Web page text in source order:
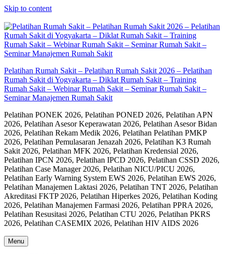
Skip to content
Pelatihan Rumah Sakit – Pelatihan Rumah Sakit 2026 – Pelatihan
Rumah Sakit di Yogyakarta – Diklat Rumah Sakit – Training
Rumah Sakit – Webinar Rumah Sakit – Seminar Rumah Sakit –
Seminar Manajemen Rumah Sakit
Pelatihan PONEK 2026, Pelatihan PONED 2026, Pelatihan APN
2026, Pelatihan Asesor Keperawatan 2026, Pelatihan Asesor Bidan
2026, Pelatihan Rekam Medik 2026, Pelatihan Pelatihan PMKP
2026, Pelatihan Pemulasaran Jenazah 2026, Pelatihan K3 Rumah
Sakit 2026, Pelatihan MFK 2026, Pelatihan Kredensial 2026,
Pelatihan IPCN 2026, Pelatihan IPCD 2026, Pelatihan CSSD 2026,
Pelatihan Case Manager 2026, Pelatihan NICU/PICU 2026,
Pelatihan Early Warning System EWS 2026, Pelatihan EWS 2026,
Pelatihan Manajemen Laktasi 2026, Pelatihan TNT 2026, Pelatihan
Akreditasi FKTP 2026, Pelatihan Hiperkes 2026, Pelatihan Koding
2026, Pelatihan Manajemen Farmasi 2026, Pelatihan PPRA 2026,
Pelatihan Resusitasi 2026, Pelatihan CTU 2026, Pelatihan PKRS
2026, Pelatihan CASEMIX 2026, Pelatihan HIV AIDS 2026
Menu